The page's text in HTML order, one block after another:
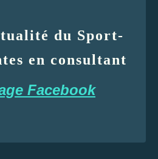
du Sport-
en consultant
Facebook